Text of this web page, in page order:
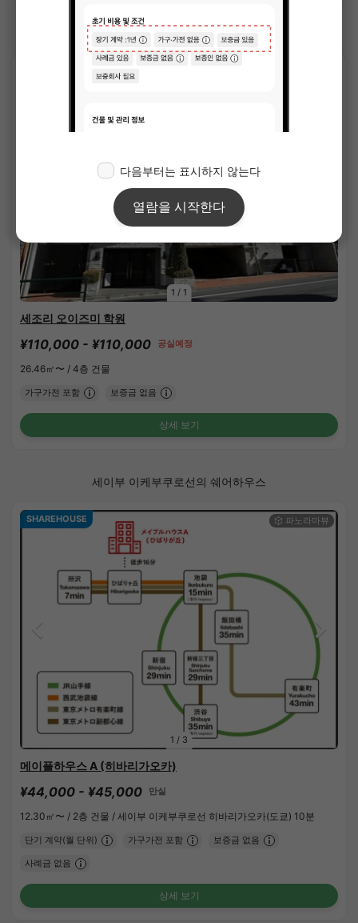
호우야 역의 쉐어하우스
1 / 1
세조리 오이즈미 학원
¥110,000 - ¥110,000 공실예정
26.46㎡〜 / 4층 건물
가구가전 포함 보증금 없음
상세 보기
세이부 이케부쿠로선의 쉐어하우스
1 / 3
SHAREHOUSE
메이플하우스 A (히바리가오카)
¥44,000 - ¥45,000 만실
12.30㎡〜 / 2층 건물 / 세이부 이케부쿠로선 히바리가오카(도쿄) 10분
단기 계약(월 단위) 가구가전 포함 보증금 없음
사례금 없음
상세 보기